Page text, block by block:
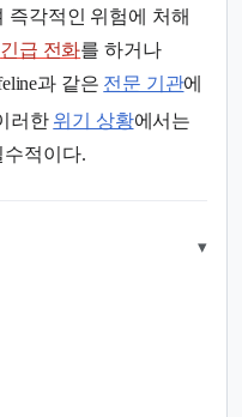
즉각적인 위험에 처해
긴급 전화를 하거나
과 같은 전문 기관에
러한 위기 상황에서는
수적이다.
▾